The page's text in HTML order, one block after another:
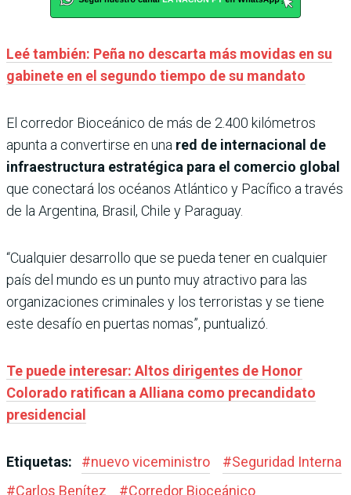
Leé también: Peña no descarta más movidas en su
gabinete en el segundo tiempo de su mandato
El corredor Bioceánico de más de 2.400 kilómetros
apunta a convertirse en una red de internacional de
infraestructura estratégica para el comercio global
que conectará los océanos Atlántico y Pacífico a través
de la Argentina, Brasil, Chile y Paraguay.
“Cualquier desarrollo que se pueda tener en cualquier
país del mundo es un punto muy atractivo para las
organizaciones criminales y los terroristas y se tiene
este desafío en puertas nomas”, puntualizó.
Te puede interesar: Altos dirigentes de Honor
Colorado ratifican a Alliana como precandidato
presidencial
Etiquetas: #nuevo viceministro #Seguridad Interna
#Carlos Benítez #Corredor Bioceánico